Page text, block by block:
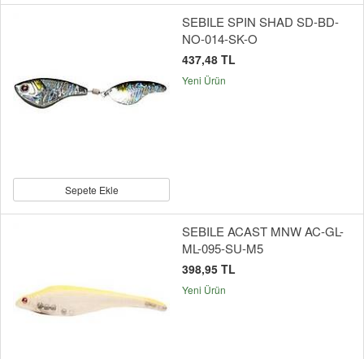
Sepete Ekle
SEBILE SPIN SHAD SD-BD-
NO-014-SK-O
437,48 TL
Yeni Ürün
SEBILE ACAST MNW AC-GL-
ML-095-SU-M5
398,95 TL
Yeni Ürün